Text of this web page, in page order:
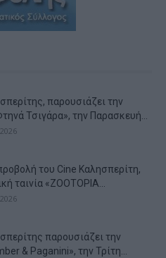
παρουσιάζει την
Τσιγάρα», την Παρασκευή...
του Cine Καλησπερίτη,
ταινία «ZOOTOPIA...
παρουσιάζει την
& Paganini», την Τρίτη...